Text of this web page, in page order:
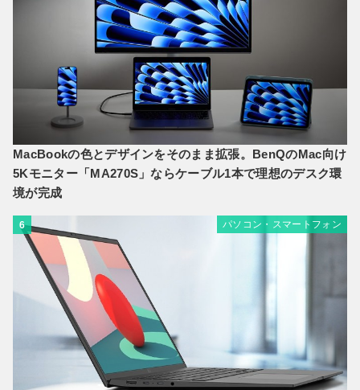
MacBookの色とデザインをそのまま拡張。BenQのMac向け
5Kモニター「MA270S」ならケーブル1本で理想のデスク環
境が完成
6 パソコン・スマートフォン